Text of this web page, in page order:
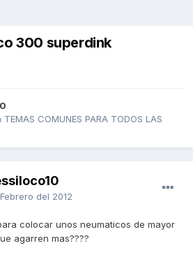
300 superdink
TEMAS COMUNES PARA TODOS LAS
del 2012
colocar unos neumaticos de mayor
agarren mas????